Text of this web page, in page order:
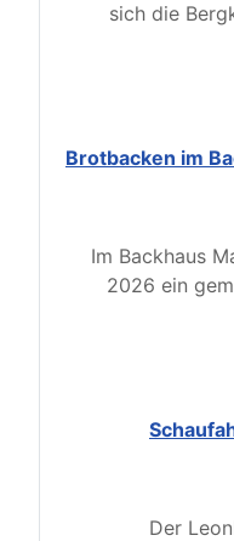
sich die
Brotbacken im
Im Backhaus
2026 ein
Der